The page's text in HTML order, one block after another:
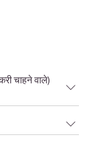
चाहने वाले)